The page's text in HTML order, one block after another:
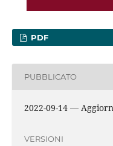
PDF
PUBBLICATO
2022-09-14 —
VERSIONI